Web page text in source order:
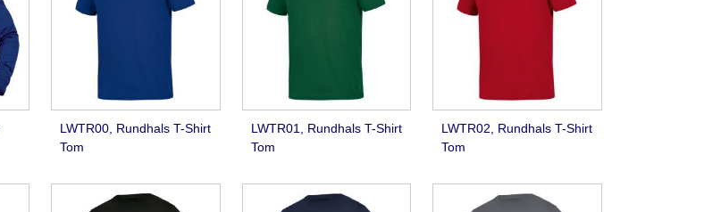
LWTR00, Rundhals T-Shirt
Tom
LWTR01, Rundhals T-Shirt
Tom
LWTR02, Rundhals T-Shirt
Tom